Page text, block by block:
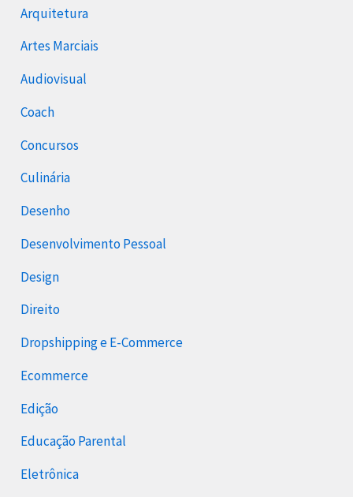
Arquitetura
Artes Marciais
Audiovisual
Coach
Concursos
Culinária
Desenho
Desenvolvimento Pessoal
Design
Direito
Dropshipping e E-Commerce
Ecommerce
Edição
Educação Parental
Eletrônica